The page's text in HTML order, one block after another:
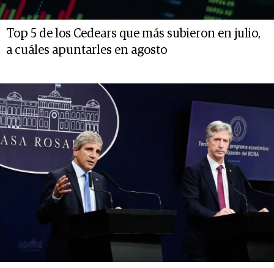
Top 5 de los Cedears que más subieron en julio,
a cuáles apuntarles en agosto